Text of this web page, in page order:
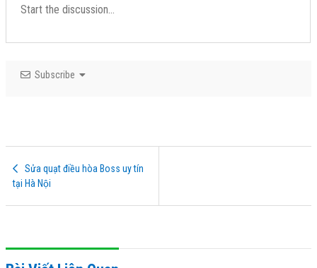
Subscribe
Sửa quạt điều hòa Boss uy tín
tại Hà Nội